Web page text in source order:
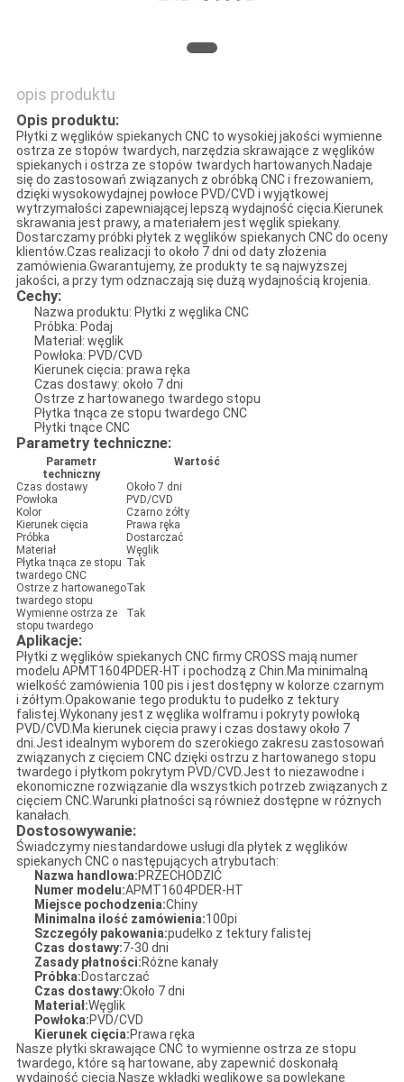
opis produktu
Opis produktu:
Płytki z węglików spiekanych CNC to wysokiej jakości wymienne
ostrza ze stopów twardych, narzędzia skrawające z węglików
spiekanych i ostrza ze stopów twardych hartowanych.Nadaje
się do zastosowań związanych z obróbką CNC i frezowaniem,
dzięki wysokowydajnej powłoce PVD/CVD i wyjątkowej
wytrzymałości zapewniającej lepszą wydajność cięcia.Kierunek
skrawania jest prawy, a materiałem jest węglik spiekany.
Dostarczamy próbki płytek z węglików spiekanych CNC do oceny
klientów.Czas realizacji to około 7 dni od daty złożenia
zamówienia.Gwarantujemy, że produkty te są najwyższej
jakości, a przy tym odznaczają się dużą wydajnością krojenia.
Cechy:
Nazwa produktu: Płytki z węglika CNC
Próbka: Podaj
Materiał: węglik
Powłoka: PVD/CVD
Kierunek cięcia: prawa ręka
Czas dostawy: około 7 dni
Ostrze z hartowanego twardego stopu
Płytka tnąca ze stopu twardego CNC
Płytki tnące CNC
Parametry techniczne:
Parametr
techniczny
Wartość
Czas dostawy
Około 7 dni
Powłoka
PVD/CVD
Kolor
Czarno żółty
Kierunek cięcia
Prawa ręka
Próbka
Dostarczać
Materiał
Węglik
Płytka tnąca ze stopu
twardego CNC
Tak
Ostrze z hartowanego
twardego stopu
Tak
Wymienne ostrza ze
stopu twardego
Tak
Aplikacje:
Płytki z węglików spiekanych CNC firmy CROSS mają numer
modelu APMT1604PDER-HT i pochodzą z Chin.Ma minimalną
wielkość zamówienia 100 pis i jest dostępny w kolorze czarnym
i żółtym.Opakowanie tego produktu to pudełko z tektury
falistej.Wykonany jest z węglika wolframu i pokryty powłoką
PVD/CVD.Ma kierunek cięcia prawy i czas dostawy około 7
dni.Jest idealnym wyborem do szerokiego zakresu zastosowań
związanych z cięciem CNC dzięki ostrzu z hartowanego stopu
twardego i płytkom pokrytym PVD/CVD.Jest to niezawodne i
ekonomiczne rozwiązanie dla wszystkich potrzeb związanych z
cięciem CNC.Warunki płatności są również dostępne w różnych
kanałach.
Dostosowywanie:
Świadczymy niestandardowe usługi dla płytek z węglików
spiekanych CNC o następujących atrybutach:
Nazwa handlowa:PRZECHODZIĆ
Numer modelu:APMT1604PDER-HT
Miejsce pochodzenia:Chiny
Minimalna ilość zamówienia:100pi
Szczegóły pakowania:pudełko z tektury falistej
Czas dostawy:7-30 dni
Zasady płatności:Różne kanały
Próbka:Dostarczać
Czas dostawy:Około 7 dni
Materiał:Węglik
Powłoka:PVD/CVD
Kierunek cięcia:Prawa ręka
Nasze płytki skrawające CNC to wymienne ostrza ze stopu
twardego, które są hartowane, aby zapewnić doskonałą
wydajność cięcia.Nasze wkładki węglikowe są powlekane